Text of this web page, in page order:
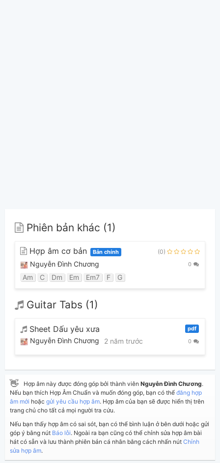
Phiên bản khác (1)
Hợp âm cơ bản Bản chính (0)
Nguyễn Đình Chương 0
Am C Dm Em Em7 F G
Guitar Tabs (1)
Sheet Dấu yêu xưa pdf
Nguyễn Đình Chương 2 năm trước 0
👋 Hợp âm này được đóng góp bởi thành viên Nguyễn Đình Chương.
Nếu bạn thích Hợp Âm Chuẩn và muốn đóng góp, bạn có thể đăng hợp
âm mới hoặc gửi yêu cầu hợp âm. Hợp âm của bạn sẽ được hiển thị trên
trang chủ cho tất cả mọi người tra cứu.
Nếu bạn thấy hợp âm có sai sót, bạn có thể bình luận ở bên dưới hoặc gửi
góp ý bằng nút Báo lỗi. Ngoài ra bạn cũng có thể chỉnh sửa hợp âm bài
hát có sẵn và lưu thành phiên bản cá nhân bằng cách nhấn nút Chỉnh
sửa hợp âm.